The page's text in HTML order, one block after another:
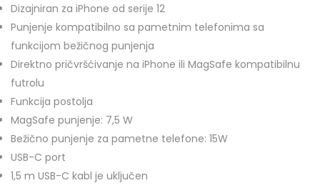
Dizajniran za iPhone od serije 12
Punjenje kompatibilno sa pametnim telefonima sa
funkcijom bežičnog punjenja
Direktno pričvršćivanje na iPhone ili MagSafe kompatibilnu
futrolu
Funkcija postolja
MagSafe punjenje: 7,5 W
Bežično punjenje za pametne telefone: 15W
USB-C port
1,5 m USB-C kabl je uključen